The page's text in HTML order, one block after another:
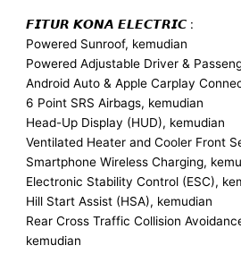
𝙁𝙄𝙏𝙐𝙍 𝙆𝙊𝙉𝘼 𝙀𝙇𝙀𝘾𝙏𝙍𝙄𝘾 :
Powered Sunroof, kemudian
Powered Adjustable Driver &
Android Auto & Apple Carplay
6 Point SRS Airbags, kemudian
Head-Up Display (HUD), kemudian
Ventilated Heater and Cooler Front
Smartphone Wireless Charging,
Electronic Stability Control (ESC),
Hill Start Assist (HSA), kemudian
Rear Cross Traffic Collision
kemudian